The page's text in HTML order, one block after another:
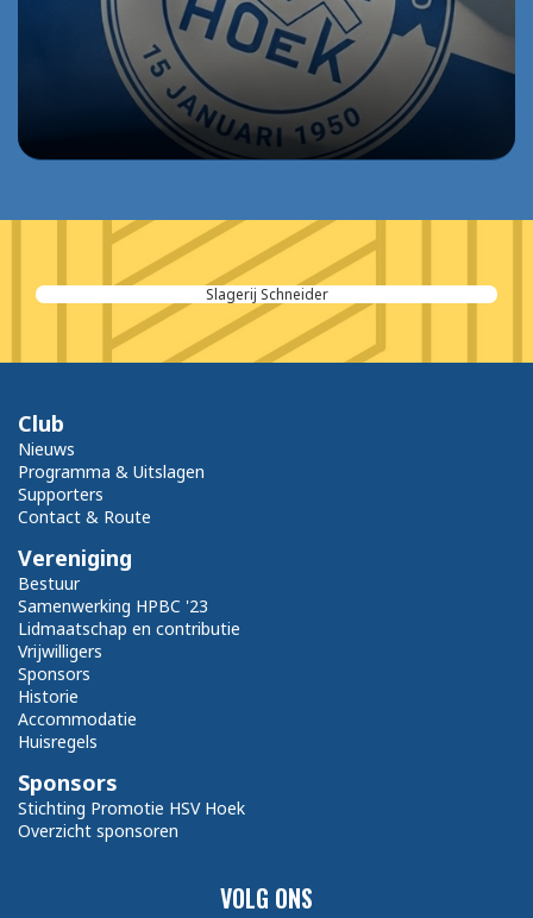
Slagerij Schneider
VOLG ONS
Club
Nieuws
Programma & Uitslagen
Supporters
Contact & Route
Vereniging
Bestuur
Samenwerking HPBC '23
Lidmaatschap en contributie
Vrijwilligers
Sponsors
Historie
Accommodatie
Huisregels
Sponsors
Stichting Promotie HSV Hoek
Overzicht sponsoren